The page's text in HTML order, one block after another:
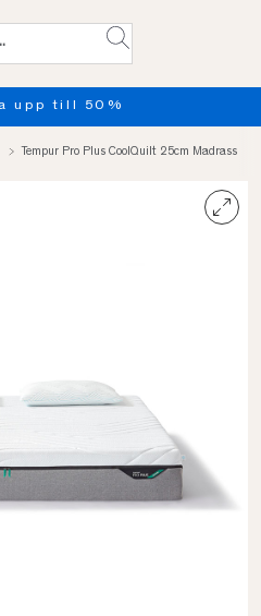
Tempur Pro Plus CoolQuilt 25cm Madrass